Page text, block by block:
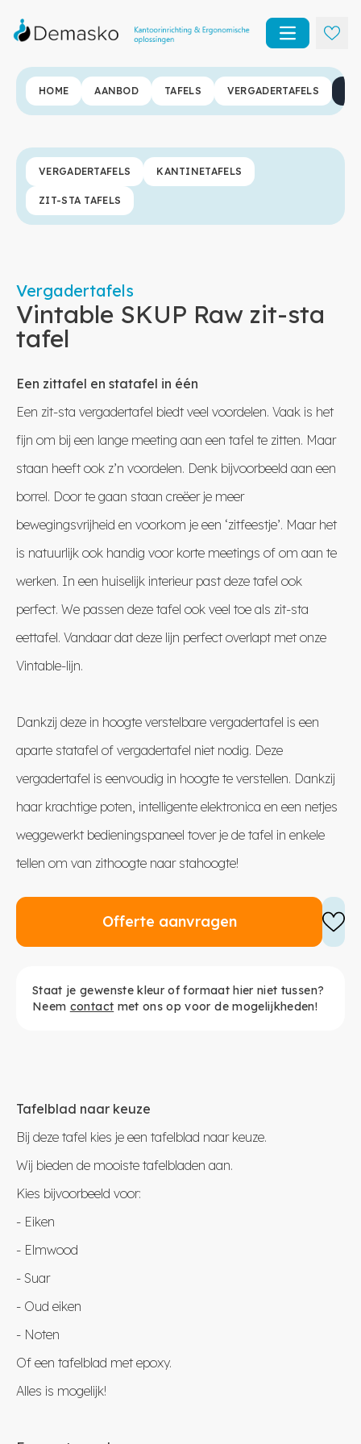
Open main
HOME AANBOD TAFELS VERGADERTAFELS
VERGADERTAFELS KANTINETAFELS
ZIT-STA TAFELS
Vergadertafels
Vintable SKUP Raw zit-sta
tafel
Een zittafel en statafel in één
Een zit-sta vergadertafel biedt veel voordelen. Vaak is het
fijn om bij een lange meeting aan een tafel te zitten. Maar
staan heeft ook z’n voordelen. Denk bijvoorbeeld aan een
borrel. Door te gaan staan creëer je meer
bewegingsvrijheid en voorkom je een ‘zitfeestje’. Maar het
is natuurlijk ook handig voor korte meetings of om aan te
werken. In een huiselijk interieur past deze tafel ook
perfect. We passen deze tafel ook veel toe als zit-sta
eettafel. Vandaar dat deze lijn perfect overlapt met onze
Vintable-lijn.
Dankzij deze in hoogte verstelbare vergadertafel is een
aparte statafel of vergadertafel niet nodig. Deze
vergadertafel is eenvoudig in hoogte te verstellen. Dankzij
haar krachtige poten, intelligente elektronica en een netjes
weggewerkt bedieningspaneel tover je de tafel in enkele
tellen om van zithoogte naar stahoogte!
Offerte aanvragen
Staat je gewenste kleur of formaat hier niet tussen?
Neem contact met ons op voor de mogelijkheden!
Tafelblad naar keuze
Bij deze tafel kies je een tafelblad naar keuze.
Wij bieden de mooiste tafelbladen aan.
Kies bijvoorbeeld voor:
- Eiken
- Elmwood
- Suar
- Oud eiken
- Noten
Of een tafelblad met epoxy.
Alles is mogelijk!